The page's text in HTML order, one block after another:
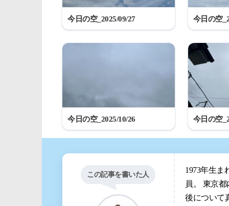
今日の空_2025/09/27 今日の空
今日の空_2025/10/26 今日の空
この記事を書いた人
1973年生ま
員。 東京
後について